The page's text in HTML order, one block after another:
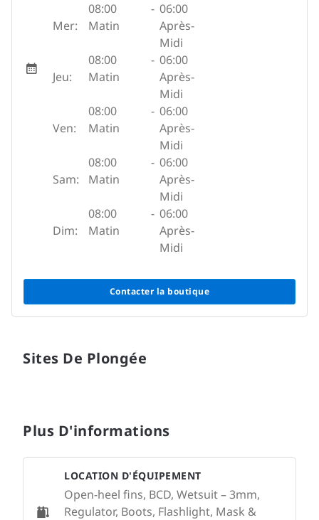
Mer:
08:00
Matin
- 06:00
Après-
Midi
Jeu:
08:00
Matin
- 06:00
Après-
Midi
Ven:
08:00
Matin
- 06:00
Après-
Midi
Sam:
08:00
Matin
- 06:00
Après-
Midi
Dim:
08:00
Matin
- 06:00
Après-
Midi
Contacter la boutique
Sites De Plongée
Plus D'informations
LOCATION D'ÉQUIPEMENT
Open-heel fins, BCD, Wetsuit – 3mm,
Regulator, Boots, Flashlight, Mask &